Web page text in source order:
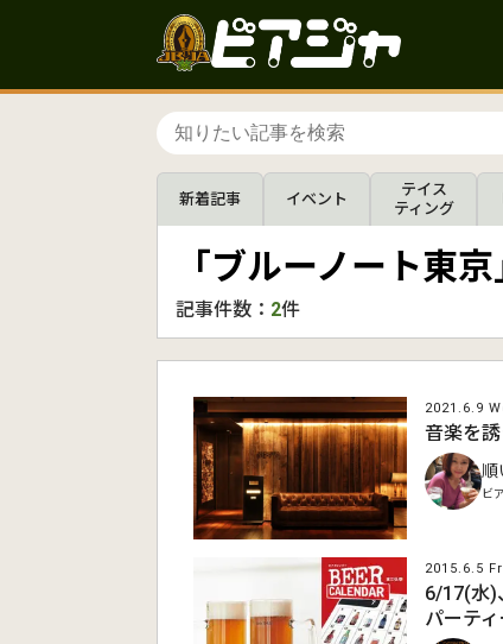
新着記事 イベント
テイス
ティング
「ブルーノート東
記事件数： 2件
2021.6.9
音楽を
順
ビ
2015.6.5
6/17(水)
パーテ